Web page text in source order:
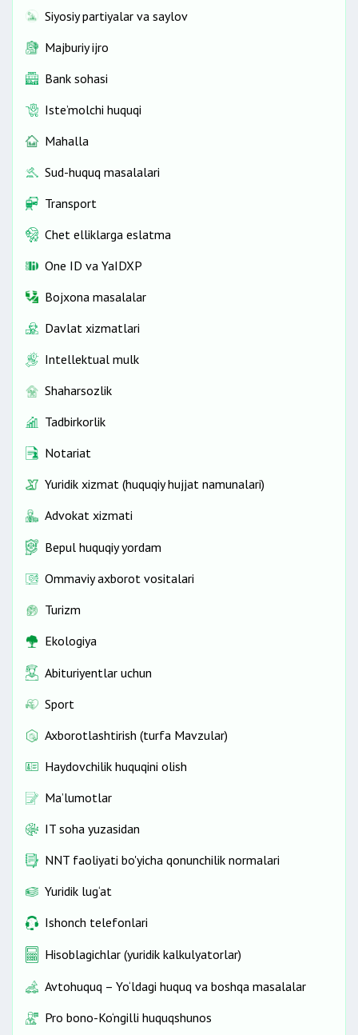
Siyosiy partiyalar va saylov
Majburiy ijro
Bank sohasi
Iste’molchi huquqi
Mahalla
Sud-huquq masalalari
Transport
Chet elliklarga eslatma
One ID vа YaIDXP
Bojxona masalalar
Davlat xizmatlari
Intellektual mulk
Shaharsozlik
Tadbirkorlik
Notariat
Yuridik xizmat (huquqiy hujjat namunalari)
Advokat xizmati
Bepul huquqiy yordam
Ommaviy axborot vositalari
Turizm
Ekologiya
Abituriyentlar uchun
Sport
Axborotlashtirish (turfa Mavzular)
Haydovchilik huquqini olish
Ma’lumotlar
IT soha yuzasidan
NNT faoliyati bo'yicha qonunchilik normalari
Yuridik lug‘at
Ishonch telefonlari
Hisoblagichlar (yuridik kalkulyatorlar)
Avtohuquq – Yo‘ldagi huquq va boshqa masalalar
Pro bono-Ko‘ngilli huquqshunos